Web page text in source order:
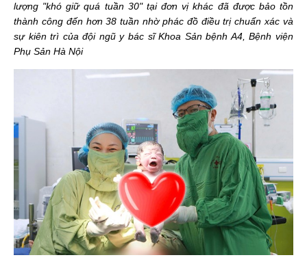
lượng "khó giữ quá tuần 30" tại đơn vị khác đã được bảo tồn
thành công đến hơn 38 tuần nhờ phác đồ điều trị chuẩn xác và
sự kiên trì của đội ngũ y bác sĩ Khoa Sản bệnh A4, Bệnh viện
Phụ Sản Hà Nội